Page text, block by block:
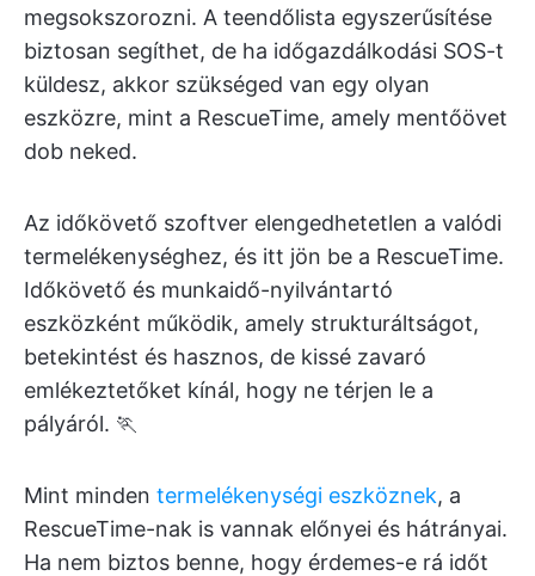
megsokszorozni. A teendőlista egyszerűsítése
biztosan segíthet, de ha időgazdálkodási SOS-t
küldesz, akkor szükséged van egy olyan
eszközre, mint a RescueTime, amely mentőövet
dob neked.
Az időkövető szoftver elengedhetetlen a valódi
termelékenységhez, és itt jön be a RescueTime.
Időkövető és munkaidő-nyilvántartó
eszközként működik, amely strukturáltságot,
betekintést és hasznos, de kissé zavaró
emlékeztetőket kínál, hogy ne térjen le a
pályáról. 🏃
Mint minden termelékenységi eszköznek, a
RescueTime-nak is vannak előnyei és hátrányai.
Ha nem biztos benne, hogy érdemes-e rá időt